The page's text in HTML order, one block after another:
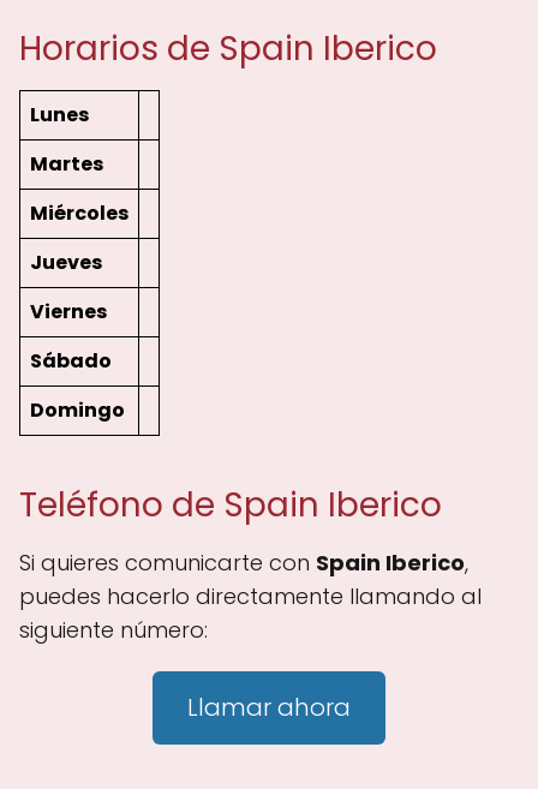
Horarios de Spain Iberico
Lunes
Martes
Miércoles
Jueves
Viernes
Sábado
Domingo
Teléfono de Spain Iberico
Si quieres comunicarte con Spain Iberico,
puedes hacerlo directamente llamando al
siguiente número:
Llamar ahora